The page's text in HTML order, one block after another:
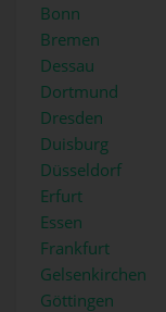
Bonn
Bremen
Dessau
Dortmund
Dresden
Duisburg
Düsseldorf
Erfurt
Essen
Frankfurt
Gelsenkirchen
Göttingen